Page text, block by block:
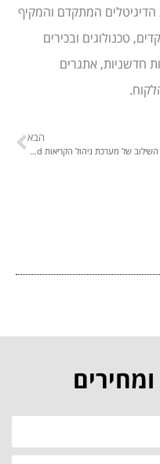
הדיגיטלים המתקדם והמקיף
טכנולוגים ובכירים
חדשניות, אתגרים
הבא
כיצד השילוב של מערכת ניהול הקריאות SysAid ומערכת התקשורת הרב-ערוצית GLASSIX עם וואטסאפ מאפשר למשרד האנרגיה והתשתיות לייעל תהליכים באגף טכנולוגיות דיגיטליות ומידע ולמקסם את חוויית המשתמשים